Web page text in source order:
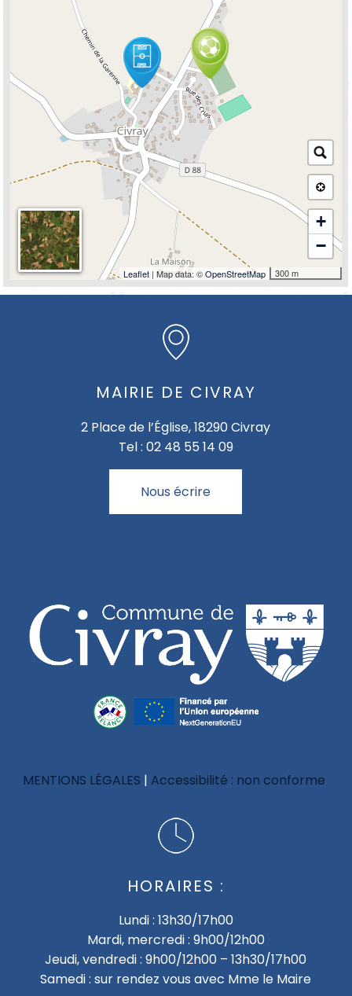
+
−
300 m
Leaflet| Map data: ©OpenStreetMap
MAIRIE DE CIVRAY
2 Place de l’Église, 18290 Civray
Tel : 02 48 55 14 09
Nous écrire
MENTIONS LÉGALES Accessibilité : non conforme
HORAIRES :
Lundi : 13h30/17h00
Mardi, mercredi : 9h00/12h00
Jeudi, vendredi : 9h00/12h00 – 13h30/17h00
Samedi : sur rendez vous avec Mme le Maire